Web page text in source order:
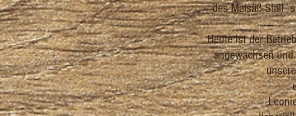
des Maisäß-
Heute ist der
angewachsen